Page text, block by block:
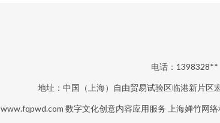
电话：1398328**
地址：中国（上海）自由贸易试验区临港新片区
www.fqpwd.com 数字文化创意内容应用服务 上海婵竹网